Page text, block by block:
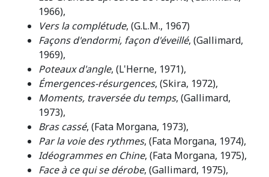
1966),
Vers la complétude, (G.L.M., 1967)
Façons d'endormi, façon d'éveillé, (Gallimard,
1969),
Poteaux d'angle, (L'Herne, 1971),
Émergences-résurgences, (Skira, 1972),
Moments, traversée du temps, (Gallimard,
1973),
Bras cassé, (Fata Morgana, 1973),
Par la voie des rythmes, (Fata Morgana, 1974),
Idéogrammes en Chine, (Fata Morgana, 1975),
Face à ce qui se dérobe, (Gallimard, 1975),